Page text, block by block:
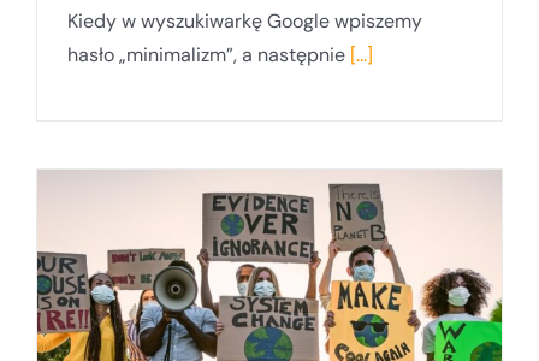
Kiedy w wyszukiwarkę Google wpiszemy
hasło „minimalizm”, a następnie [...]